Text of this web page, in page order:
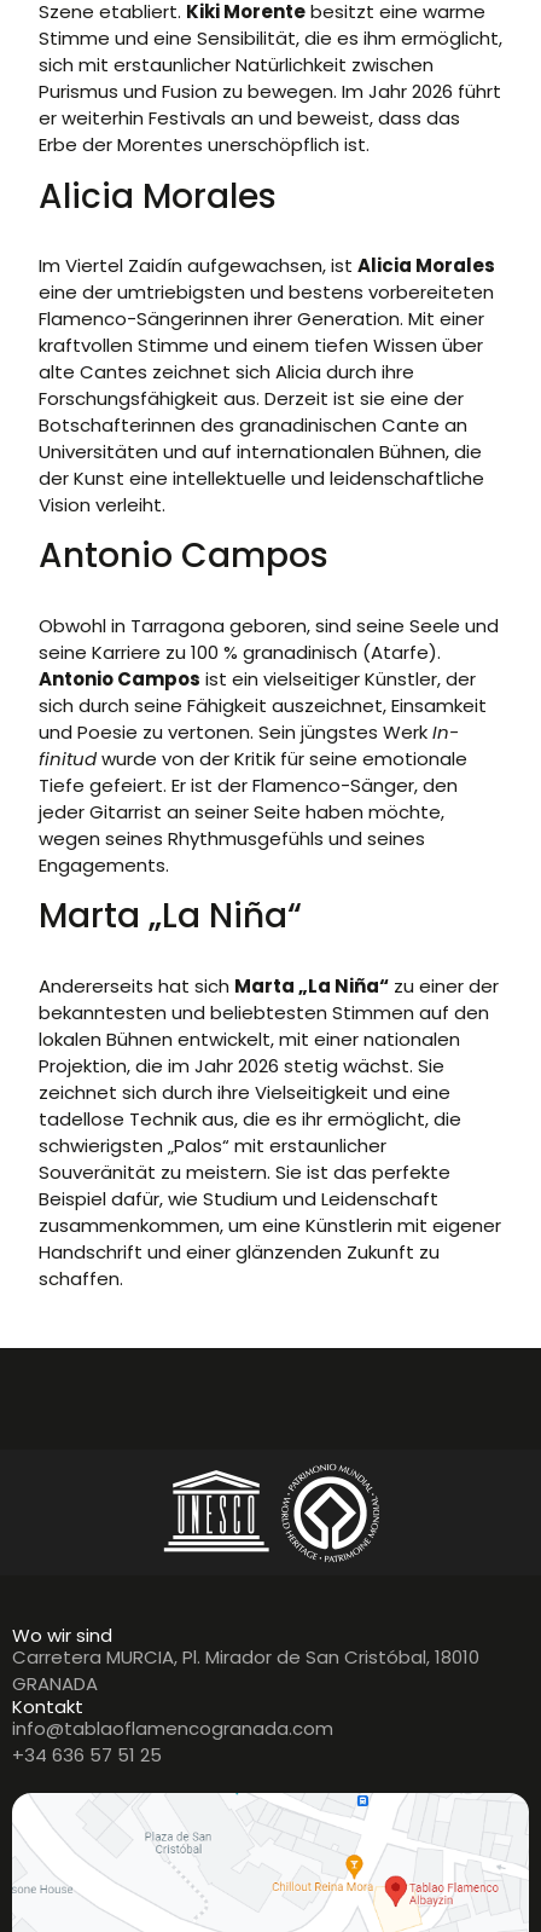
Szene etabliert. Kiki Morentebesitzt eine warme
Stimme und eine Sensibilität, die es ihm ermöglicht,
sich mit erstaunlicher Natürlichkeit zwischen
Purismus und Fusion zu bewegen. Im Jahr 2026 führt
er weiterhin Festivals an und beweist, dass das
Erbe der Morentes unerschöpflich ist.
Alicia Morales
Im Viertel Zaidín aufgewachsen, ist Alicia Morales
eine der umtriebigsten und bestens vorbereiteten
Flamenco-Sängerinnen ihrer Generation. Mit einer
kraftvollen Stimme und einem tiefen Wissen über
alte Cantes zeichnet sich Alicia durch ihre
Forschungsfähigkeit aus. Derzeit ist sie eine der
Botschafterinnen des granadinischen Cante an
Universitäten und auf internationalen Bühnen, die
der Kunst eine intellektuelle und leidenschaftliche
Vision verleiht.
Antonio Campos
Obwohl in Tarragona geboren, sind seine Seele und
seine Karriere zu 100 % granadinisch (Atarfe).
Antonio Campos ist ein vielseitiger Künstler, der
sich durch seine Fähigkeit auszeichnet, Einsamkeit
und Poesie zu vertonen. Sein jüngstes WerkIn-
finitudwurde von der Kritik für seine emotionale
Tiefe gefeiert. Er ist der Flamenco-Sänger, den
jeder Gitarrist an seiner Seite haben möchte,
wegen seines Rhythmusgefühls und seines
Engagements.
Marta „La Niña“
Andererseits hat sich Marta „La Niña“ zu einer der
bekanntesten und beliebtesten Stimmen auf den
lokalen Bühnen entwickelt, mit einer nationalen
Projektion, die im Jahr 2026 stetig wächst. Sie
zeichnet sich durch ihre Vielseitigkeit und eine
tadellose Technik aus, die es ihr ermöglicht, die
schwierigsten „Palos“ mit erstaunlicher
Souveränität zu meistern. Sie ist das perfekte
Beispiel dafür, wie Studium und Leidenschaft
zusammenkommen, um eine Künstlerin mit eigener
Handschrift und einer glänzenden Zukunft zu
schaffen.
Wo wir sind
Carretera MURCIA, Pl. Mirador de San Cristóbal, 18010
GRANADA
Kontakt
info@tablaoflamencogranada.com
+34 636 57 51 25